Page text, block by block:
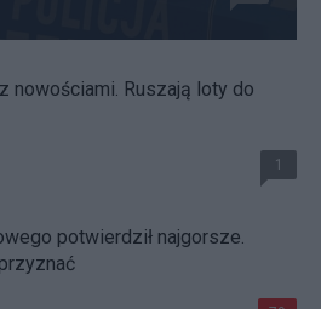
nowościami. Ruszają loty do
1
potwierdził najgorsze.